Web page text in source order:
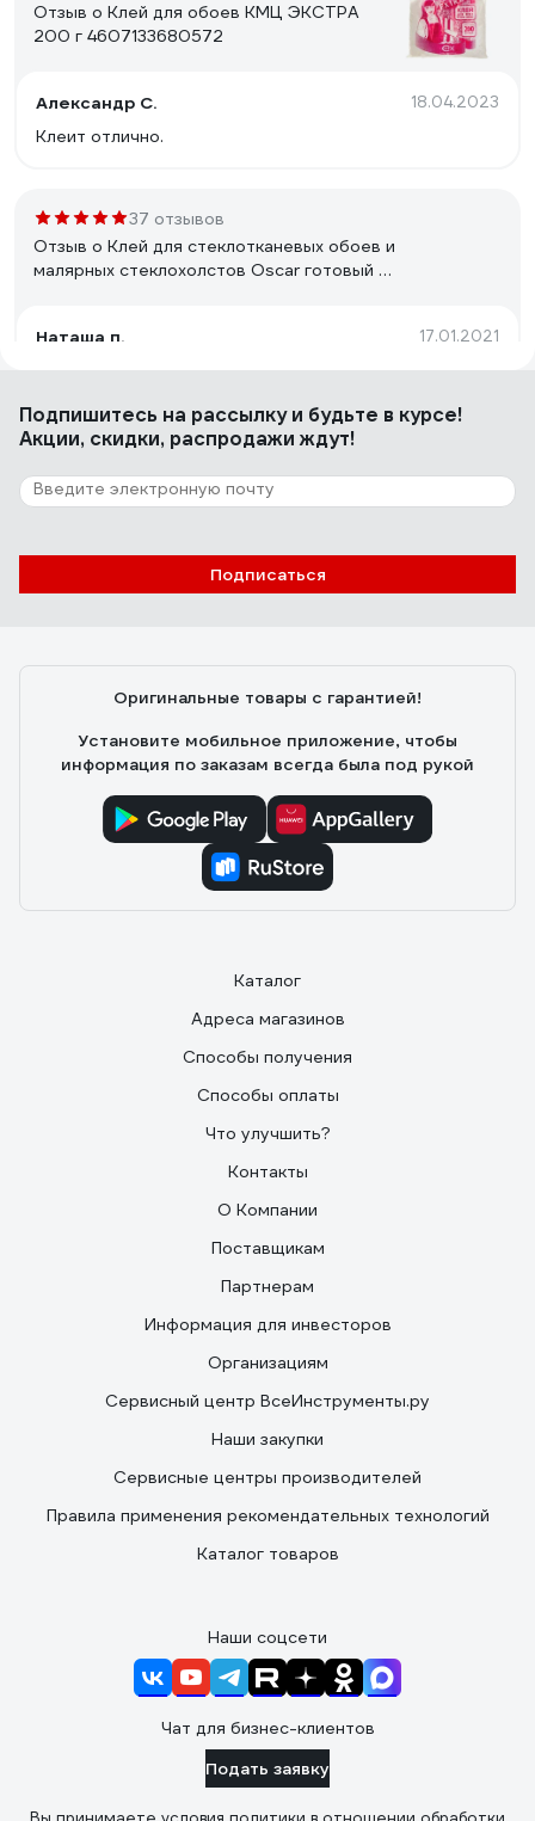
Отзыв о Клей для обоев КМЦ ЭКСТРА
200 г 4607133680572
Александр С. 18.04.2023
Клеит отлично.
37 отзывов
Отзыв о Клей для стеклотканевых обоев и
малярных стеклохолстов Oscar готовый к
Наташа п.
17.01.2021
Можно разводитьь
15 отзывов
Отзыв о Готовый клей для стеклообоев
Kesto MASTER DECO 10 кг 80645
Подпишитесь на рассылкуи будьте в курсе!
Акции, скидки, распродажи ждут!
Подписаться
Оригинальные товары с гарантией!
Установите мобильное приложение, чтобы
информация по заказам всегда была под рукой
Каталог
Адреса магазинов
Способы получения
Способы оплаты
Что улучшить?
Контакты
О Компании
Поставщикам
Партнерам
Информация для инвесторов
Организациям
Сервисный центр ВсеИнструменты.ру
Наши закупки
Сервисные центры производителей
Правила применения рекомендательных технологий
Каталог товаров
Наши соцсети
Чат для бизнес-клиентов
Подать заявку